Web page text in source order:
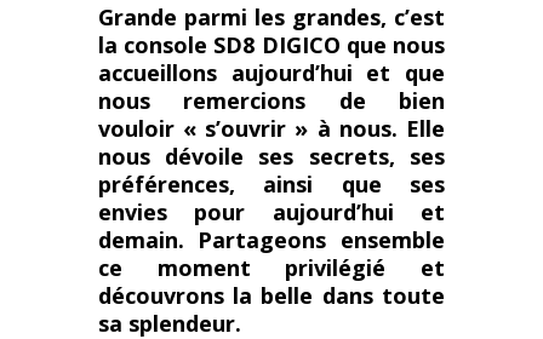
Grande parmi les grandes, c’est
la console SD8 DIGICO que nous
accueillons aujourd’hui et que
nous remercions de bien
vouloir « s’ouvrir » à nous. Elle
nous dévoile ses secrets, ses
préférences, ainsi que ses
envies pour aujourd’hui et
demain. Partageons ensemble
ce moment privilégié et
découvrons la belle dans toute
sa splendeur.